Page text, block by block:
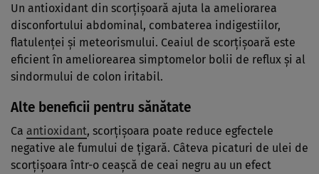
Un antioxidant din scorţişoară ajuta la ameliorarea
disconfortului abdominal, combaterea indigestiilor,
flatulenţei şi meteorismului. Ceaiul de scorţişoară este
eficient în ameliorearea simptomelor bolii de reflux şi al
sindormului de colon iritabil.
Alte beneficii pentru sănătate
Ca antioxidant, scorţişoara poate reduce egfectele
negative ale fumului de ţigară. Câteva picaturi de ulei de
scorţişoara într-o ceaşcă de ceai negru au un efect